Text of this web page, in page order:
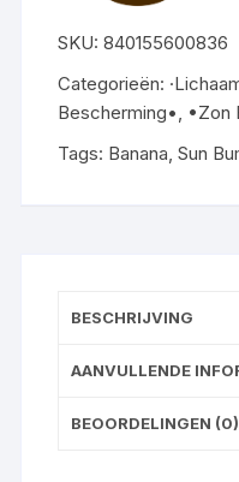
SKU:840155600836
Categorieën:
Bescherming•, •Zon
Tags: Banana,Sun
BESCHRIJVING
AANVULLENDE
BEOORDELINGEN (0)